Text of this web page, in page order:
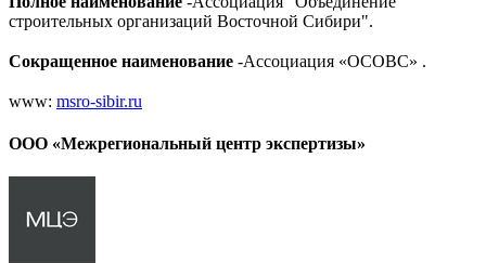
строительных организаций Восточной Сибири".
Сокращенное наименование -Ассоциация «ОСОВС» .
www: msro-sibir.ru
ООО «Межрегиональный центр экспертизы»